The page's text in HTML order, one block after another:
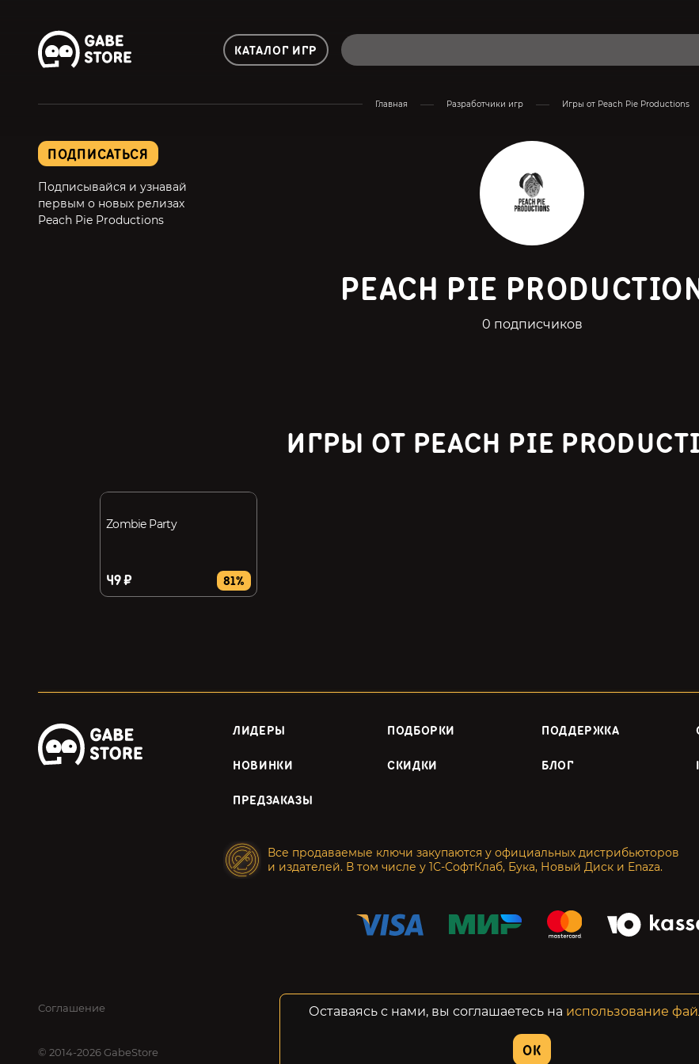
КАТАЛОГ ИГР
Главная Разработчики игр Игры от Peach Pie Productions
ПОДПИСАТЬСЯ
Подписывайся и узнавай
первым о новых релизах
Peach Pie Productions
PEACH PIE
0 подписчиков
ИГРЫ ОТ PEACH PIE
Zombie Party
49 ₽ 81%
ЛИДЕРЫ ПОДБОРКИ ПОДДЕРЖКА
НОВИНКИ СКИДКИ БЛОГ
ПРЕДЗАКАЗЫ
Все продаваемые ключи закупаются у официальных дистрибьюторов
и издателей. В том числе у 1С-СофтКлаб, Бука, Новый Диск и Enaza.
Соглашение Конфиденциальность Возвраты
© 2014-2026 GabeStore
Оставаясь с нами, вы соглашаетесь на использование
OK